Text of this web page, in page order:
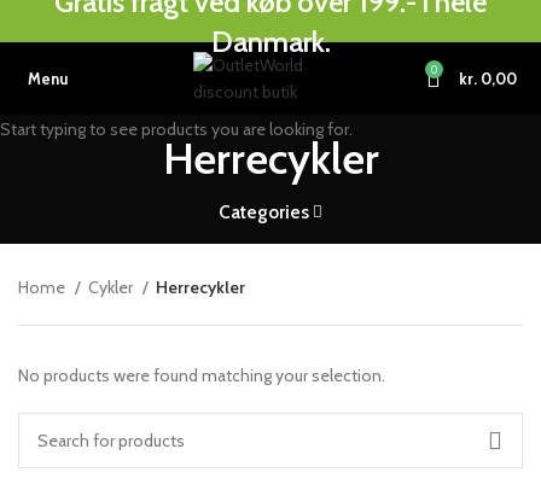
Danmark.
Menu 0 kr. 0,00
Herrecykler
Categories
Home Cykler Herrecykler
No products were found matching your selection.
Start typing to see products you are looking for.